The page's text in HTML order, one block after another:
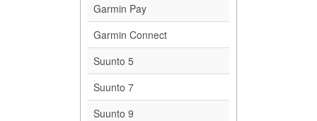
Garmin Pay
Garmin Connect
Suunto 5
Suunto 7
Suunto 9